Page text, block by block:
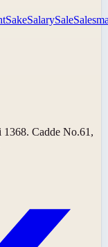
SakeSalarySale
Cadde No.61,